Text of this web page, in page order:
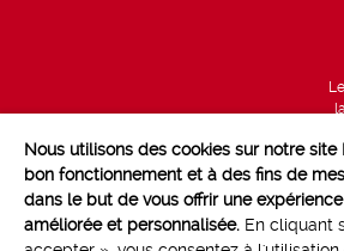
Nous utilisons des cookies sur notre site
bon fonctionnement et à des fins de
dans le but de vous offrir une
améliorée et personnalisée. En cliquant